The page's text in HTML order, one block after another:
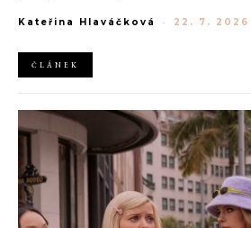
jedné z největších luxusních značek světa.
Fall 2027.
Kateřina Hlaváčková - 22. 7. 2026
ČLÁNEK